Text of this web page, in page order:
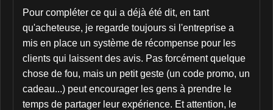
Pour compléter ce qui a déjà été dit, en tant
qu'acheteuse, je regarde toujours si l'entreprise a
mis en place un système de récompense pour les
clients qui laissent des avis. Pas forcément quelque
chose de fou, mais un petit geste (un code promo, un
cadeau...) peut encourager les gens à prendre le
temps de partager leur expérience. Et attention, le